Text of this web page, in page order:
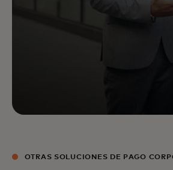
OTRAS SOLUCIONES DE PAGO